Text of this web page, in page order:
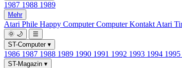
1987 1988 1989
Mehr
Atari Phile Happy ComputerComputer Kontakt Atari
🌞 🌙
☰
ST-Computer ▾
1986 1987 1988 1989 1990 1991 1992 1993 1994 1995
ST-Magazin ▾